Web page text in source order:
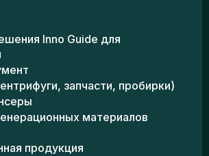
Inno Guide для
запчасти, пробирки)
материалов
продукция